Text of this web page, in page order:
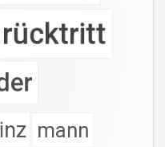
rücktritt
mann